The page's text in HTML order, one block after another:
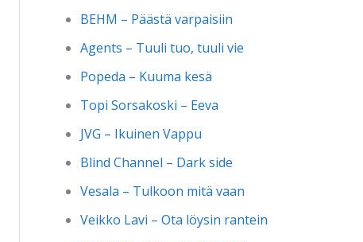
BEHM – Päästä varpaisiin
Agents – Tuuli tuo, tuuli vie
Popeda – Kuuma kesä
Topi Sorsakoski – Eeva
JVG – Ikuinen Vappu
Blind Channel – Dark side
Vesala – Tulkoon mitä vaan
Veikko Lavi – Ota löysin rantein